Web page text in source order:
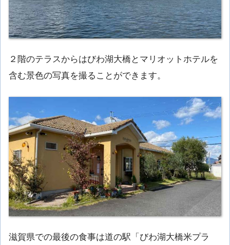
２階のテラスからはびわ湖大橋とマリオットホテルを
含む景色の写真を撮ることができます。
滋賀県での最後の食事は道の駅「びわ湖大橋米プラ